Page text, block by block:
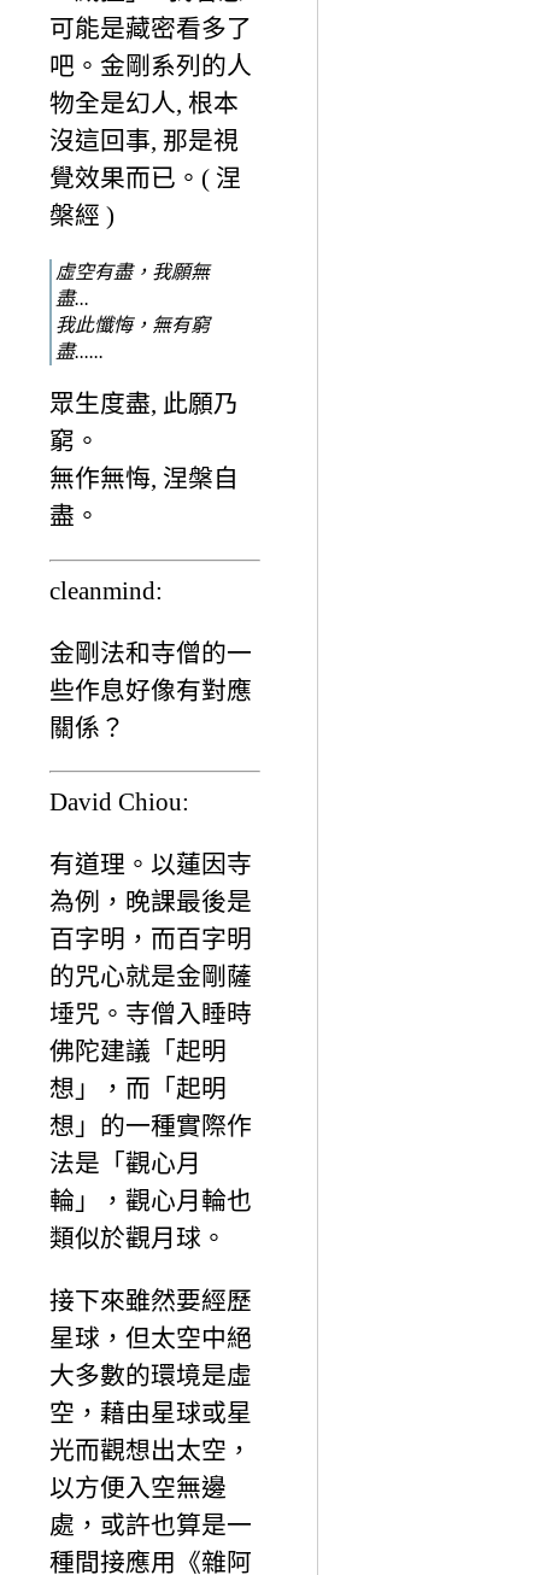
可能是藏密看多了
吧。金剛系列的人
物全是幻人, 根本
沒這回事, 那是視
覺效果而已。( 涅
槃經 )
虛空有盡，我願無
盡...
我此懺悔，無有窮
盡......
眾生度盡, 此願乃
窮。
無作無悔, 涅槃自
盡。
cleanmind:
金剛法和寺僧的一
些作息好像有對應
關係？
David Chiou:
有道理。以蓮因寺
為例，晚課最後是
百字明，而百字明
的咒心就是金剛薩
埵咒。寺僧入睡時
佛陀建議「起明
想」，而「起明
想」的一種實際作
法是「觀心月
輪」，觀心月輪也
類似於觀月球。
接下來雖然要經歷
星球，但太空中絕
大多數的環境是虛
空，藉由星球或星
光而觀想出太空，
以方便入空無邊
處，或許也算是一
種間接應用《雜阿